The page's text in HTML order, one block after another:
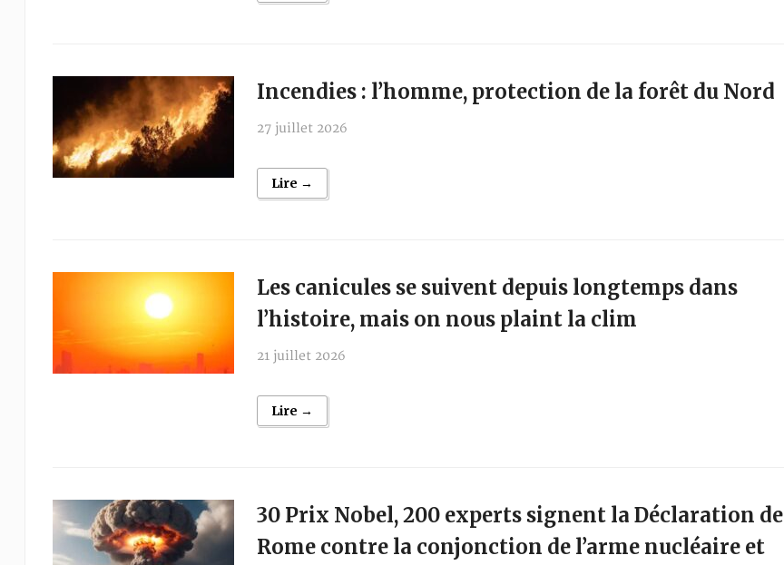
Incendies : l’homme, protection de la forêt du Nord
27 juillet 2026
Lire →
Les canicules se suivent depuis longtemps dans
l’histoire, mais on nous plaint la clim
21 juillet 2026
Lire →
30 Prix Nobel, 200 experts signent la Déclaration de
Rome contre la conjonction de l’arme nucléaire et